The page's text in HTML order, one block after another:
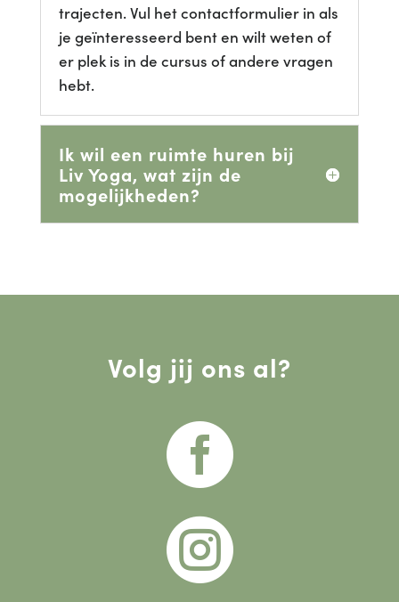
trajecten. Vul het contactformulier in als
je geïnteresseerd bent en wilt weten of
er plek is in de cursus of andere vragen
hebt.
Ik wil een ruimte huren bij
Liv Yoga, wat zijn de
mogelijkheden?
Volg jij ons al?

